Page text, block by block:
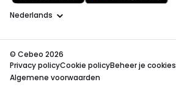
Taal
© Cebeo 2026
Privacy policyCookie policyBeheer je cookies
Algemene voorwaarden